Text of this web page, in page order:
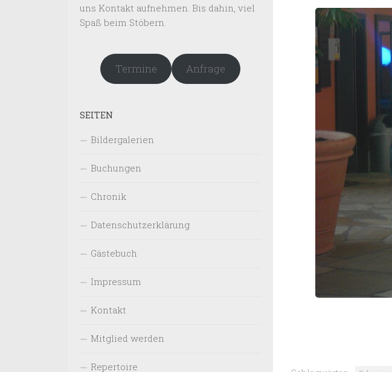
uns Kontakt aufnehmen. Bis dahin, viel
Spaß beim Stöbern.
Termine Anfrage
SEITEN
Bildergalerien
Buchungen
Chronik
Datenschutzerklärung
Gästebuch
Impressum
Kontakt
Mitglied werden
Repertoire